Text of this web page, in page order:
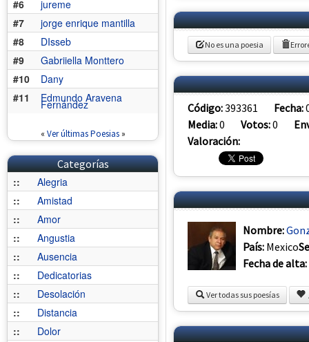
#6
jureme
#7
jorge enrique mantilla
#8
DIsseb
#9
Gabriiella Monttero
#10
Dany
#11
Edmundo Aravena
Fernández
« Ver últimas Poesias»
Categorías
::
Alegria
::
Amistad
::
Amor
::
Angustia
::
Ausencia
::
Dedicatorias
::
Desolación
::
Distancia
::
Dolor
No es una poesia
Código:393361 Fecha:
Media:0 Votos:0
Valoración:
Nombre:
País: Mexico
Fecha de alta:
Ver todas sus poesías